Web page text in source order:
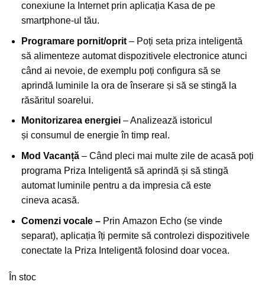
conexiune la Internet prin aplicația Kasa de pe
smartphone-ul tău.
Programare pornit/oprit – Poți seta priza inteligentă
să alimenteze automat dispozitivele electronice atunci
când ai nevoie, de exemplu poți configura să se
aprindă luminile la ora de înserare și să se stingă la
răsăritul soarelui.
Monitorizarea energiei – Analizează istoricul
și consumul de energie în timp real.
Mod Vacanță– Când pleci mai multe zile de acasă poți
programa Priza Inteligentă să aprindă și să stingă
automat luminile pentru a da impresia că este
cineva acasă.
Comenzi vocale – Prin Amazon Echo (se vinde
separat), aplicația îți permite să controlezi dispozitivele
conectate la Priza Inteligentă folosind doar vocea.
În stoc